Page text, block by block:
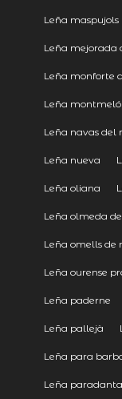
Leña maspujols
Leña mejorada
Leña monforte
Leña montmeló
Leña navas del
Leña nueva
Leña oliana
Leña olmeda
Leña omells de
Leña ourense
Leña paderne
Leña pallejà
Leña para
Leña